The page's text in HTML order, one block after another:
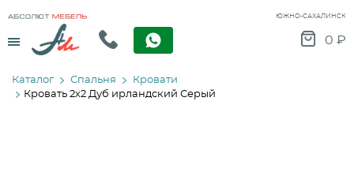
Menu
ЮЖНО-САХАЛИНСК
0 ₽
Каталог Спальня
Кровати
Кровать 2х2 Дуб ирландский Серый